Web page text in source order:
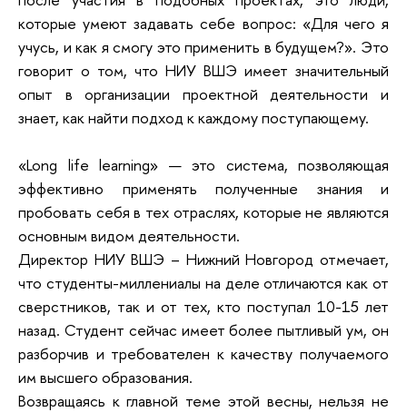
которые умеют задавать себе вопрос: «Для чего я
учусь, и как я смогу это применить в будущем?». Это
говорит о том, что НИУ ВШЭ имеет значительный
опыт в организации проектной деятельности и
знает, как найти подход к каждому поступающему.
«Long life learning» — это система, позволяющая
эффективно применять полученные знания и
пробовать себя в тех отраслях, которые не являются
основным видом деятельности.
Директор НИУ ВШЭ – Нижний Новгород отмечает,
что студенты-миллениалы на деле отличаются как от
сверстников, так и от тех, кто поступал 10-15 лет
назад. Студент сейчас имеет более пытливый ум, он
разборчив и требователен к качеству получаемого
им высшего образования.
Возвращаясь к главной теме этой весны, нельзя не